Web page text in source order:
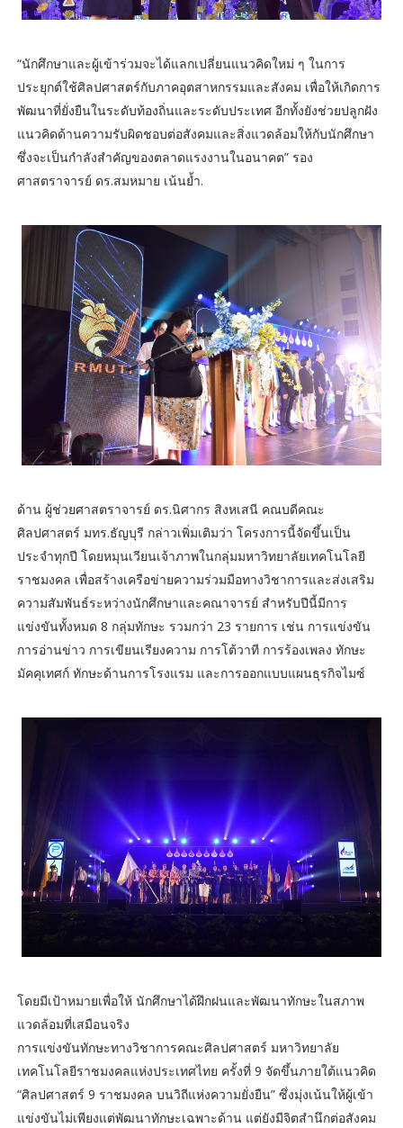
“นักศึกษาและผู้เข้าร่วมจะได้แลกเปลี่ยนแนวคิดใหม่ ๆ ในการ
ประยุกต์ใช้ศิลปศาสตร์กับภาคอุตสาหกรรมและสังคม เพื่อให้เกิดการ
พัฒนาที่ยั่งยืนในระดับท้องถิ่นและระดับประเทศ อีกทั้งยังช่วยปลูกฝัง
แนวคิดด้านความรับผิดชอบต่อสังคมและสิ่งแวดล้อมให้กับนักศึกษา
ซึ่งจะเป็นกำลังสำคัญของตลาดแรงงานในอนาคต” รอง
ศาสตราจารย์ ดร.สมหมาย เน้นย้ำ.
ด้าน ผู้ช่วยศาสตราจารย์ ดร.นิศากร สิงหเสนี คณบดีคณะ
ศิลปศาสตร์ มทร.ธัญบุรี กล่าวเพิ่มเติมว่า โครงการนี้จัดขึ้นเป็น
ประจำทุกปี โดยหมุนเวียนเจ้าภาพในกลุ่มมหาวิทยาลัยเทคโนโลยี
ราชมงคล เพื่อสร้างเครือข่ายความร่วมมือทางวิชาการและส่งเสริม
ความสัมพันธ์ระหว่างนักศึกษาและคณาจารย์ สำหรับปีนี้มีการ
แข่งขันทั้งหมด 8 กลุ่มทักษะ รวมกว่า 23 รายการ เช่น การแข่งขัน
การอ่านข่าว การเขียนเรียงความ การโต้วาที การร้องเพลง ทักษะ
มัคคุเทศก์ ทักษะด้านการโรงแรม และการออกแบบแผนธุรกิจไมซ์
โดยมีเป้าหมายเพื่อให้ นักศึกษาได้ฝึกฝนและพัฒนาทักษะในสภาพ
แวดล้อมที่เสมือนจริง
การแข่งขันทักษะทางวิชาการคณะศิลปศาสตร์ มหาวิทยาลัย
เทคโนโลยีราชมงคลแห่งประเทศไทย ครั้งที่ 9 จัดขึ้นภายใต้แนวคิด
“ศิลปศาสตร์ 9 ราชมงคล บนวิถีแห่งความยั่งยืน” ซึ่งมุ่งเน้นให้ผู้เข้า
แข่งขันไม่เพียงแต่พัฒนาทักษะเฉพาะด้าน แต่ยังมีจิตสำนึกต่อสังคม